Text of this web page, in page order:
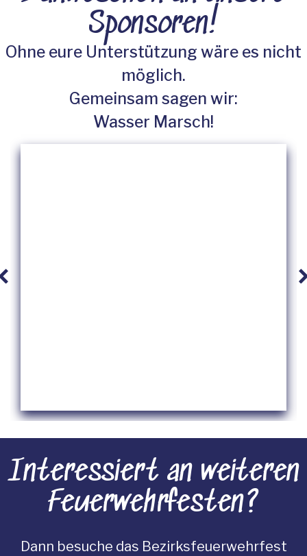
Sponsoren!
Ohne eure Unterstützung wäre es nicht
möglich.
Gemeinsam sagen wir:
Wasser Marsch!
Interessiert an weiteren
Feuerwehrfesten?
Dann besuche das Bezirksfeuerwehrfest